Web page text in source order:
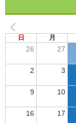
日 月
26 27
2 3
9 10
16 17